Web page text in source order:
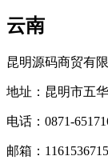
云南
昆明源码商贸有
地址：昆明市五
电话：0871-
邮箱：